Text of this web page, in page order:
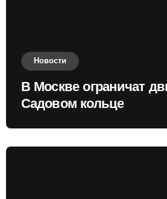
Новости
В Москве ограничат
Садовом кольце